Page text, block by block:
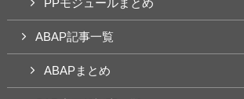
PPモジュールまとめ
ABAP記事一覧
ABAPまとめ